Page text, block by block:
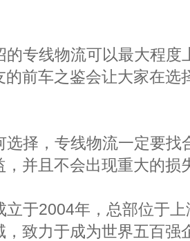
的专线物流可以最大程度
的前车之鉴会让大家在选
选择，专线物流一定要找
，并且不会出现重大的损
立于2004年，总部位于
，致力于成为世界五百强